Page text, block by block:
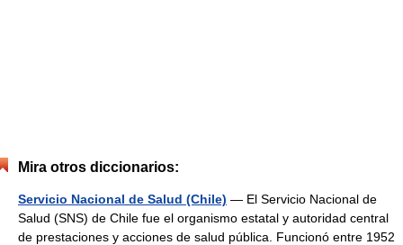
Mira otros diccionarios:
Servicio Nacional de Salud (Chile) — El Servicio Nacional de
Salud (SNS) de Chile fue el organismo estatal y autoridad central
de prestaciones y acciones de salud pública. Funcionó entre 1952